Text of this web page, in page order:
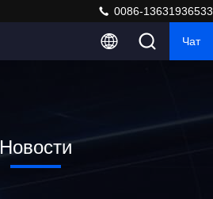
0086-13631936533
Чат
Новости